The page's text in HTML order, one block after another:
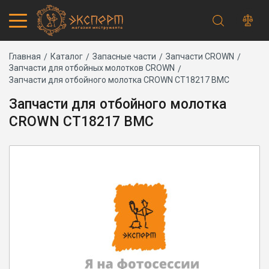
Каталог товаров
Запчасти
Акции
Основная
навигация
Получение и оплата
Доставка транспортной компанией
Сервисный центр
Правила работы
Плановое техническое обслуживание
Предпродажная подготовка
Заточка и ремонт цепей бензопил и электропил
Строка
навигации
Главная Каталог Запасные части
Запчасти CROWN
Запчасти для отбойных молотков CROWN
Запчасти для отбойного молотка CROWN CT18217 BMC
Запчасти для отбойного молотка
CROWN CT18217 BMC